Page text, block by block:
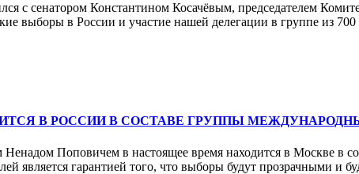
с сенатором Константином Косачёвым, председателем
выборы в России и участие нашей делегации в группе из
В РОССИИ В СОСТАВЕ ГРУППЫ
Ненадом Поповичем в настоящее время находится в Москве в
является гарантией того, что выборы будут прозрачными и